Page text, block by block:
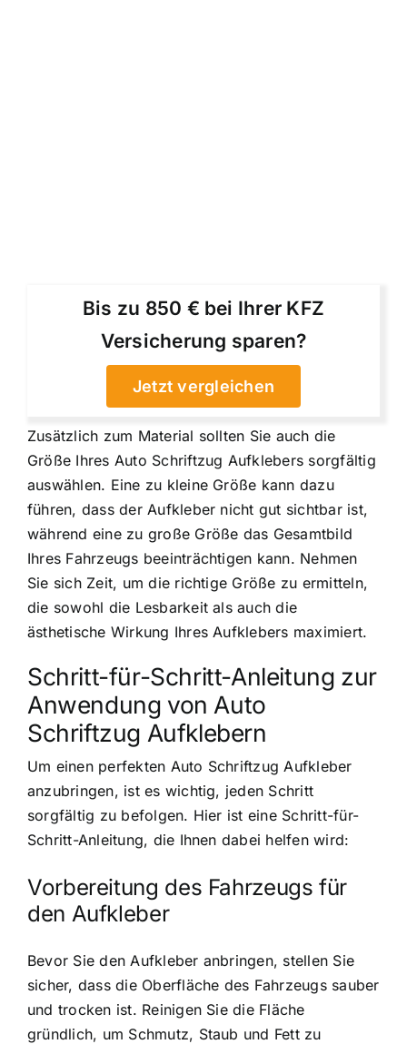
Bis zu 850 € bei Ihrer KFZ
Versicherung sparen?
Jetzt vergleichen
Zusätzlich zum Material sollten Sie auch die
Größe Ihres Auto Schriftzug Aufklebers sorgfältig
auswählen. Eine zu kleine Größe kann dazu
führen, dass der Aufkleber nicht gut sichtbar ist,
während eine zu große Größe das Gesamtbild
Ihres Fahrzeugs beeinträchtigen kann. Nehmen
Sie sich Zeit, um die richtige Größe zu ermitteln,
die sowohl die Lesbarkeit als auch die
ästhetische Wirkung Ihres Aufklebers maximiert.
Schritt-für-Schritt-Anleitung zur
Anwendung von Auto
Schriftzug Aufklebern
Um einen perfekten Auto Schriftzug Aufkleber
anzubringen, ist es wichtig, jeden Schritt
sorgfältig zu befolgen. Hier ist eine Schritt-für-
Schritt-Anleitung, die Ihnen dabei helfen wird:
Vorbereitung des Fahrzeugs für
den Aufkleber
Bevor Sie den Aufkleber anbringen, stellen Sie
sicher, dass die Oberfläche des Fahrzeugs sauber
und trocken ist. Reinigen Sie die Fläche
gründlich, um Schmutz, Staub und Fett zu